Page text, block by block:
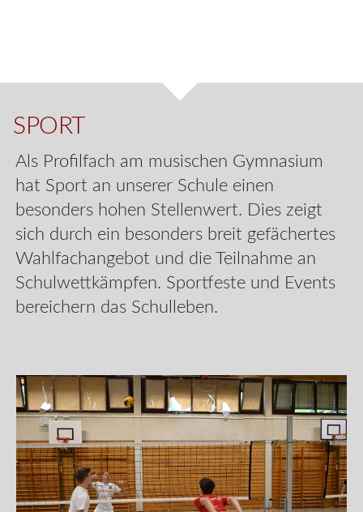
SPORT
Als Profilfach am musischen Gymnasium
hat Sport an unserer Schule einen
besonders hohen Stellenwert. Dies zeigt
sich durch ein besonders breit gefächertes
Wahlfachangebot und die Teilnahme an
Schulwettkämpfen. Sportfeste und Events
bereichern das Schulleben.